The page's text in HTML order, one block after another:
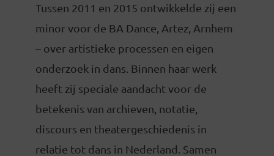
Tussen 2011 en 2015 ontwikkelde zij een
minor voor de BA Dance, Artez, Arnhem
– over artistieke processen en eigen
onderzoek in dans. Binnen haar werk
heeft zij speciale aandacht voor de
betekenis van archieven, notatie,
discours en theatergeschiedenis in
relatie tot dans in Nederland. Samen